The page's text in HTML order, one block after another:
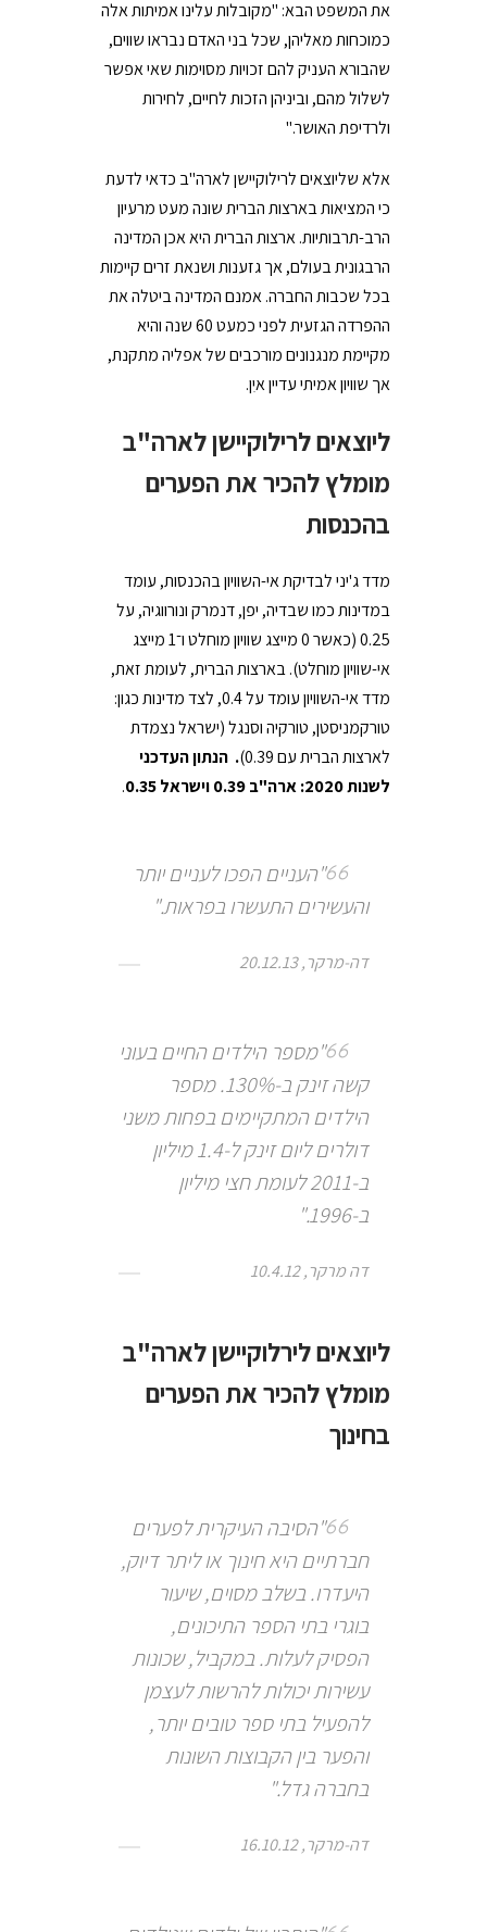
את המשפט הבא: "מקובלות עלינו אמיתות אלה
כמוכחות מאליהן, שכל בני האדם נבראו שווים,
שהבורא העניק להם זכויות מסוימות שאי אפשר
לשלול מהם, וביניהן הזכות לחיים, לחירות
ולרדיפת האושר."
אלא שליוצאים לרילוקיישן לארה"ב כדאי לדעת
כי המציאות בארצות הברית שונה מעט מרעיון
הרב-תרבותיות. ארצות הברית היא אכן המדינה
הרבגונית בעולם, אך גזענות ושנאת זרים קיימות
בכל שכבות החברה. אמנם המדינה ביטלה את
ההפרדה הגזעית לפני כמעט 60 שנה והיא
מקיימת מנגנונים מורכבים של אפליה מתקנת,
אך שוויון אמיתי עדיין איִן.
ליוצאים לרילוקיישן לארה"ב
מומלץ להכיר את הפערים
בהכנסות
מדד ג'יני לבדיקת אי-השוויון בהכנסות, עומד
במדינות כמו שבדיה, יפן, דנמרק ונורווגיה, על
0.25 (כאשר 0 מייצג שוויון מוחלט ו־1 מייצג
אי-שוויון מוחלט). בארצות הברית, לעומת זאת,
מדד אי-השוויון עומד על 0.4, לצד מדינות כגון:
טורקמניסטן, טורקיה וסנגל (ישראל נצמדת
לארצות הברית עם 0.39)
. הנתון העדכני
לשנות 2020: ארה"ב 0.39 וישראל 0.35
.
"העניים הפכו לעניים יותר
והעשירים התעשרו בפראות."
דה-מרקר, 20.12.13
"מספר הילדים החיים בעוני
קשה זינק ב-130%. מספר
הילדים המתקיימים בפחות משני
דולרים ליום זינק ל-1.4 מיליון
ב-2011 לעומת חצי מיליון
ב-1996."
דה מרקר, 10.4.12
ליוצאים לירלוקיישן לארה"ב
מומלץ להכיר את הפערים
בחינוך
"הסיבה העיקרית לפערים
חברתיים היא חינוך או ליתר דיוק,
היעדרו. בשלב מסוים, שיעור
בוגרי בתי הספר התיכונים,
הפסיק לעלות. במקביל, שכונות
עשירות יכולות להרשות לעצמן
להפעיל בתי ספר טובים יותר,
והפער בין הקבוצות השונות
בחברה גדל."
דה-מרקר, 16.10.12